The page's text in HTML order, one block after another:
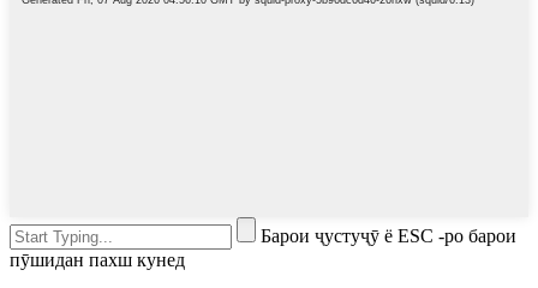
Барои ҷустуҷӯ ё ESC -ро барои
пӯшидан пахш кунед